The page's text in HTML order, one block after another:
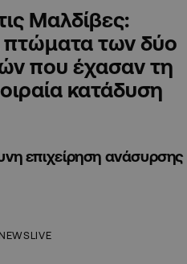
Μαλδίβες:
των δύο
που έχασαν τη
κατάδυση
επιχείρηση ανάσυρσης